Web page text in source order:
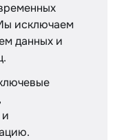
исключаем
данных и